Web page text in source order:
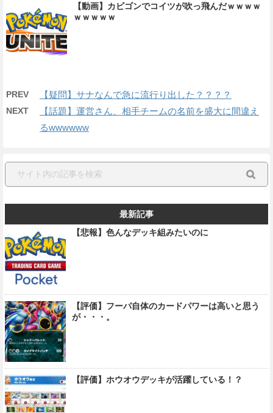
【動画】カビゴンでコイツが吹っ飛んだｗｗｗｗ
ｗｗｗｗｗ
PREV 【疑問】サナなんで急に流行り出した？？？？
NEXT
【話題】運営さん、相手チームの名前を盛大に間違え
るwwwwww
最新記事
【悲報】色んなデッキ組みたいのに
【評価】フーパ自体のカードパワーは高いと思う
が・・・。
【評価】ホウオウデッキが活躍している！？